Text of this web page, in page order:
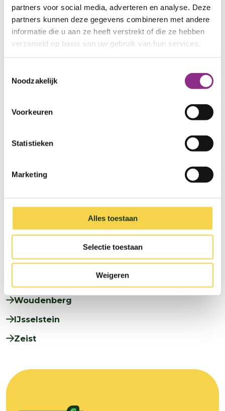
partners voor social media, adverteren en analyse. Deze
partners kunnen deze gegevens combineren met andere
informatie die u aan ze heeft verstrekt of die ze hebben
verzameld op basis van uw gebruik van hun services.
Noodzakelijk
Voorkeuren
Statistieken
Marketing
Alles toestaan
Selectie toestaan
Weigeren
Leusden
Lopik
Montfoort
Renswoude
Soest
Utrechtse Heuvelrug
Vijfheerenlanden
Wijk bij Duurstede
Woudenberg
IJsselstein
Zeist